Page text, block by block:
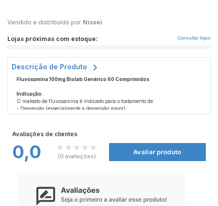
Vendido e distribuído por Nissei
Lojas próximas com estoque: Consultar lojas
Descrição de Produto
Fluvoxamina 100mg Biolab Genérico 60 Comprimidos
Indicação:
O maleato de fluvoxamina é indicado para o tratamento de:
- Depressão (especialmente a depressão maior);
- Transtorno obsessivo-compulsivo (TOC).
O maleato de fluvoxamina atua ajudando a melhorar e/ou eliminar os
sintomas da depressão maior e do transtorno obsessivo-compulsivo. O tempo
médio para o início da ação do medicamento é de cerca de duas semanas.
componente da fórmula;
- Menores de 18 anos para o tratamento de depressão;
- Menores de 8 anos para o tratamento de transtorno obsessivo-compulsivo.
Avaliações de clientes
0,0 (0 avaliações)
Avaliar produto